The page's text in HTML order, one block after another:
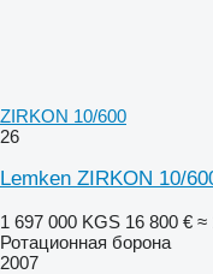
ZIRKON 10/600
26
Lemken ZIRKON 10/
1 697 000 KGS 16 800 € ≈
Ротационная борона
2007